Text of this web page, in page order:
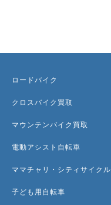
ロードバイク
クロスバイク買取
マウンテンバイク買取
電動アシスト自転車
ママチャリ・シティサイクル
子ども用自転車